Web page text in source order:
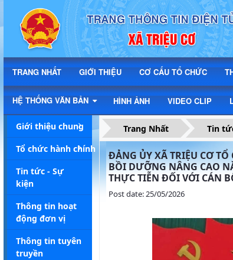
TRANG NHẤT GIỚI THIỆU CƠ CẤU TỔ CHỨC
HỆ THỐNG VĂN BẢN HÌNH ẢNH VIDEO CLIP
Giới thiệu chung
Tổ chức hành chính
Tin tức - Sự
kiện
Thông tin hoạt
động đơn vị
Thông tin tuyên
truyền
Trang Nhất Tin
ĐẢNG ỦY XÃ TRIỆU CƠ
BỒI DƯỠNG NÂNG CAO
THỰC TIỄN ĐỐI VỚI CÁN
Post date: 25/05/2026